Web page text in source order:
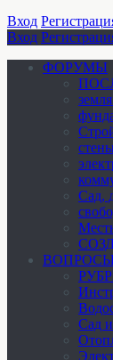
Вход
Вход
ФОРУМЫ
Cад,
Сад